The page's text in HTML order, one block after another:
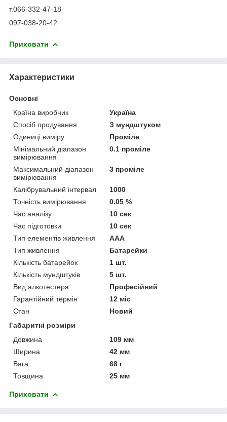
т.066-332-47-18
097-038-20-42
Приховати
Характеристики
Основні
Країна виробник
Україна
Спосіб продування
З мундштуком
Одиниці виміру
Проміле
Мінімальний діапазон
вимірювання
0.1 проміле
Максимальний діапазон
вимірювання
3 проміле
Калібрувальний інтервал
1000
Точність вимірювання
0.05 %
Час аналізу
10 сек
Час підготовки
10 сек
Тип елементів живлення
AAA
Тип живлення
Батарейки
Кількість батарейок
1 шт.
Кількість мундштуків
5 шт.
Вид алкотестера
Професійний
Гарантійний термін
12 міс
Стан
Новий
Габаритні розміри
Довжина
109 мм
Ширина
42 мм
Вага
68 г
Товщина
25 мм
Приховати